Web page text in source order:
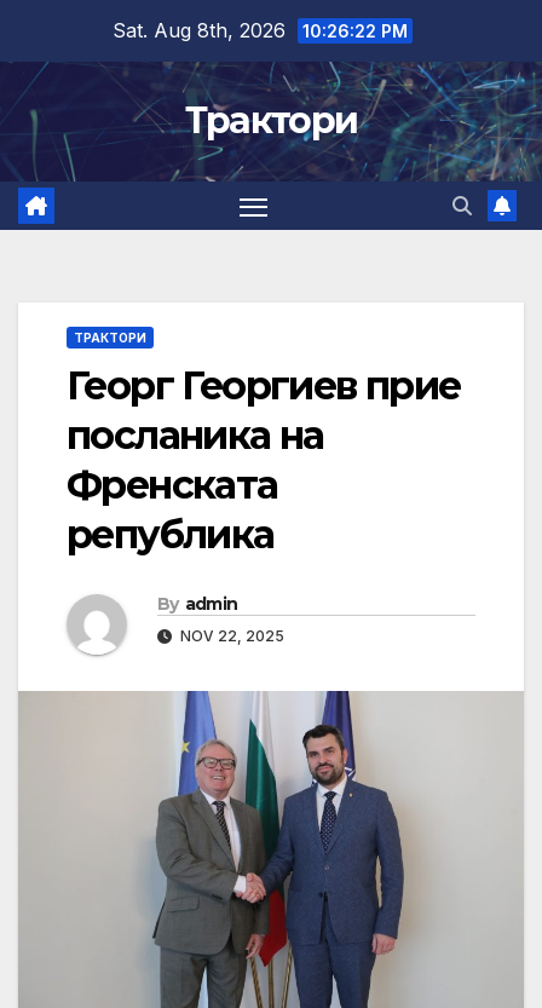
content
Sat. Aug 8th, 2026 10:26:23 PM
Трактори
ТРАКТОРИ
Георг Георгиев прие
посланика на
Френската
република
By admin
NOV 22, 2025